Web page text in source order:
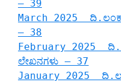
– 39
March 2025
– 38
February 2025
ಲೇಖನಗಳು – 37
January 2025